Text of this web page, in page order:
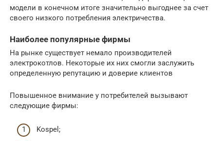
модели в конечном итоге значительно выгоднее за счет
своего низкого потребления электричества.
Наиболее популярные фирмы
На рынке существует немало производителей
электрокотлов. Некоторые их них смогли заслужить
определенную репутацию и доверие клиентов
Повышенное внимание у потребителей вызывают
следующие фирмы:
Kospel;